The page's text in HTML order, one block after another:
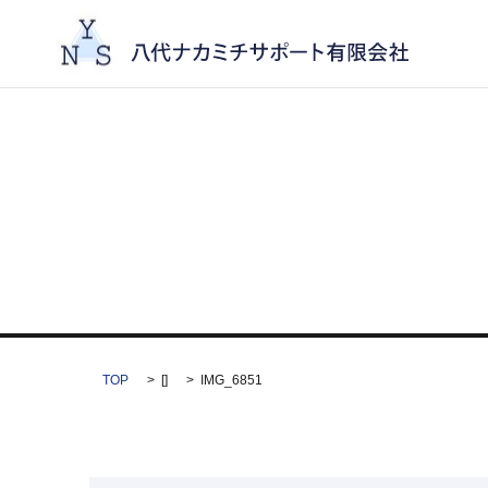
TOP [] IMG_6851